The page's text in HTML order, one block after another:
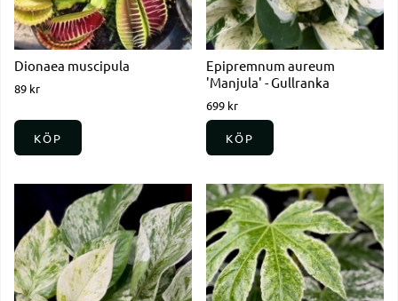
Dionaea muscipula
89 kr
KÖP
Epipremnum aureum
'Manjula' - Gullranka
699 kr
KÖP